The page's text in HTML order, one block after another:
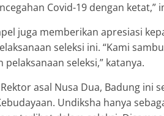
Covid-19 dengan ketat,”
juga memberikan apresiasi
seleksi ini. “Kami
seleksi,” katanya.
asal Nusa Dua, Badung ini
Undiksha hanya